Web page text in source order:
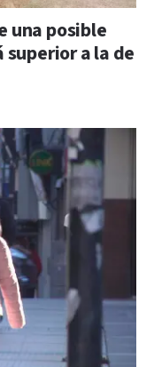
una posible
superior a la de